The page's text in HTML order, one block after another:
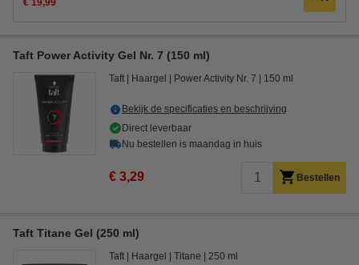
€ 19,99
Taft Power Activity Gel Nr. 7 (150 ml)
Taft Haargel Power Activity Nr. 7 150 ml
Bekijk de specificaties en beschrijving
Direct leverbaar
Nu bestellen is maandag in huis
€ 3,29 Bestellen
Taft Titane Gel (250 ml)
Taft Haargel Titane 250 ml